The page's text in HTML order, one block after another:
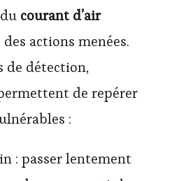
courant d’air
actions menées.
de détection,
de repérer
:
: passer lentement